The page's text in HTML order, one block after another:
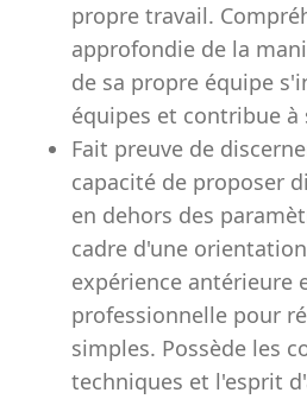
propre travail.
approfondie de la
de sa propre équipe
équipes et contribue à
Fait preuve de
capacité de proposer
en dehors des
cadre d'une
expérience antérieure
professionnelle pour
simples. Possède les
techniques et l'esprit